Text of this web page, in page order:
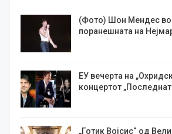
(Фото) Шон Мендес во
поранешната на
ЕУ вечерта на
концертот
„Готик Војсис“ од